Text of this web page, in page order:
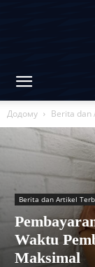
Додому Berita dan
Berita dan Artikel
Waktu
Maksimal